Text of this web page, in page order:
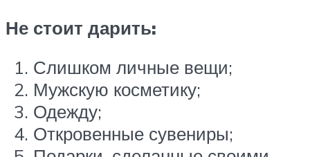
Не стоит дарить:
Слишком личные вещи;
Мужскую косметику;
Одежду;
Откровенные сувениры;